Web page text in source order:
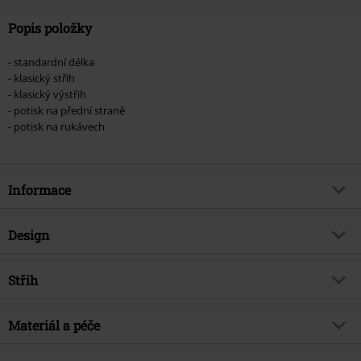
Popis položky
- standardní délka
- klasický střih
- klasický výstřih
- potisk na přední straně
- potisk na rukávech
Informace
Zboží č.
Hudební žánr
Licence
Design
Typ výrobku
Vytištěno
Střih
Střih/vrchní díl
Materiál a péče